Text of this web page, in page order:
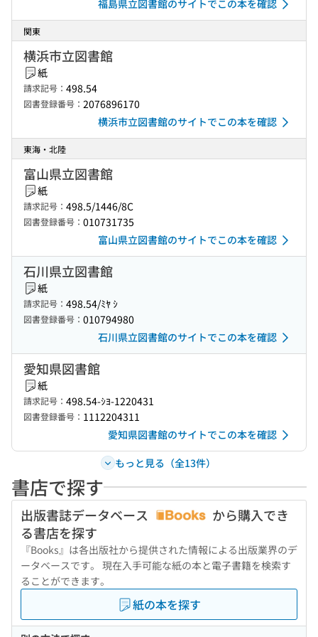
福島県立図書館のサイトでこの本を確認
関東
横浜市立図書館
紙
請求記号： 498.54
図書登録番号： 2076896170
横浜市立図書館のサイトでこの本を確認
東海・北陸
富山県立図書館
紙
請求記号： 498.5/1446/8C
図書登録番号： 010731735
富山県立図書館のサイトでこの本を確認
石川県立図書館
紙
請求記号： 498.54/ﾐﾔ ｼ
図書登録番号： 010794980
石川県立図書館のサイトでこの本を確認
愛知県図書館
紙
請求記号： 498.54-ｼﾖ-1220431
図書登録番号： 1112204311
愛知県図書館のサイトでこの本を確認
もっと見る（全13件）
書店で探す
出版書誌データベース
から購入でき
る書店を探す
『Books』は各出版社から提供された情報による出版業界のデ
ータベースです。 現在入手可能な紙の本と電子書籍を検索す
ることができます。
紙の本を探す